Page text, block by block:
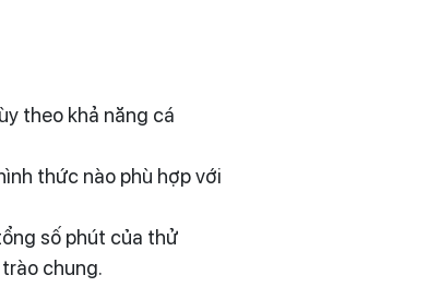
theo khả năng cá
thức nào phù hợp với
số phút của thử
chung.